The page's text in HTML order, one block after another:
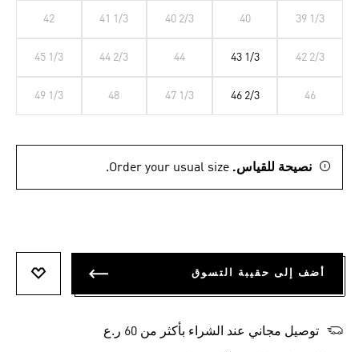
39 1/3
40
40 2/3
41 1/3
42
42 2/3
43 1/3
44
44 2/3
45 1/3
46
46 2/3
47 1/3
48
49 1/3
نصيحة للقياس. Order your usual size.
أضف إلى حقيبة التسوق
توصيل مجاني عند الشراء بأكثر من 60 ر.ع